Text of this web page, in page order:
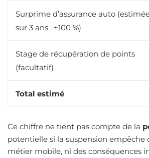
Surprime d’assurance auto
sur 3 ans : +100 %)
Stage de récupération de points
(facultatif)
Total estimé
Ce chiffre ne tient pas compte de la
potentielle si la suspension empêche
métier mobile, ni des conséquences